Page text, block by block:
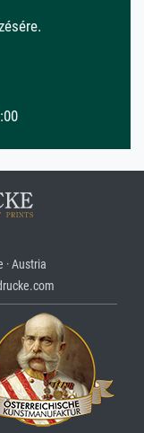
· Austria